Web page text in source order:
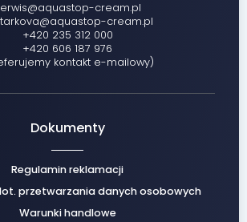
cream.pl
cream.pl
+420 235 312 000
+420 606 187 976
kontakt e-mailowy)
Dokumenty
Regulamin reklamacji
przetwarzania danych osobowych
Warunki handlowe